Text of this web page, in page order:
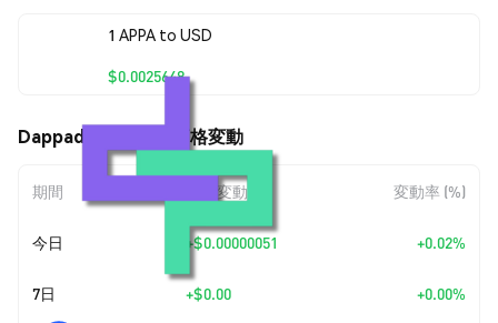
1 APPA to USD
$0.0025648
Dappad (APPA) の価格変動
期間 金額変動 変動率 (%)
今日 +$0.00000051 +0.02%
7日 +$0.00 +0.00%